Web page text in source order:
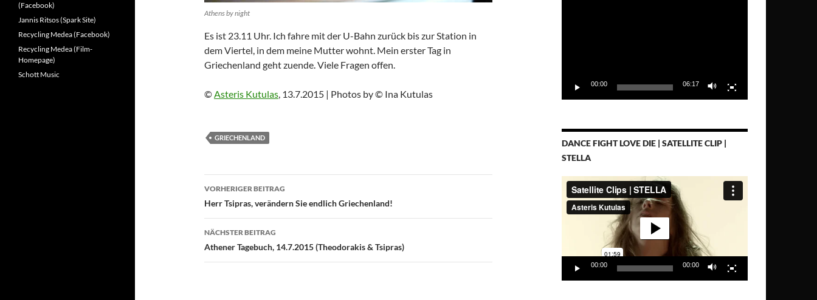
Athens by night
Es ist 23.11 Uhr. Ich fahre mit der U-Bahn zurück bis zur Station in
dem Viertel, in dem meine Mutter wohnt. Mein erster Tag in
Griechenland geht zuende. Viele Fragen offen.
©Asteris Kutulas, 13.7.2015 | Photos by © Ina Kutulas
GRIECHENLAND
Beitragsnavigation
VORHERIGER BEITRAG
Herr Tsipras, verändern Sie endlich Griechenland!
NÄCHSTER BEITRAG
Athener Tagebuch, 14.7.2015 (Theodorakis & Tsipras)
00:00 06:17
DANCE FIGHT LOVE DIE | SATELLITE CLIP |
STELLA
Video-
Player
00:00 00:00
(Facebook)
Jannis Ritsos (Spark Site)
Recycling Medea (Facebook)
Recycling Medea (Film-
Homepage)
Schott Music